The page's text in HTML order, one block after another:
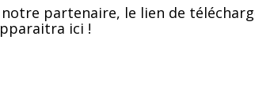
partenaire, le lien de
ici !